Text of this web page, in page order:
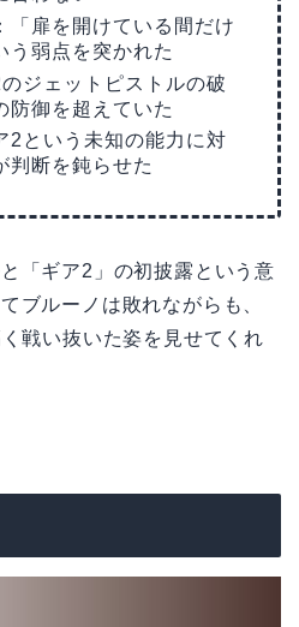
：「扉を開けている間だけ
う弱点を突かれた
のジェットピストルの破
防御を超えていた
2という未知の能力に対
判断を鈍らせた
「ギア2」の初披露という意
ブルーノは敗れながらも、
戦い抜いた姿を見せてくれ